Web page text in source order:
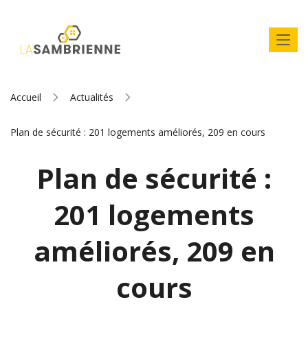
Accueil Actualités
Plan de sécurité : 201 logements améliorés, 209 en cours
Plan de sécurité :
201 logements
améliorés, 209 en
cours